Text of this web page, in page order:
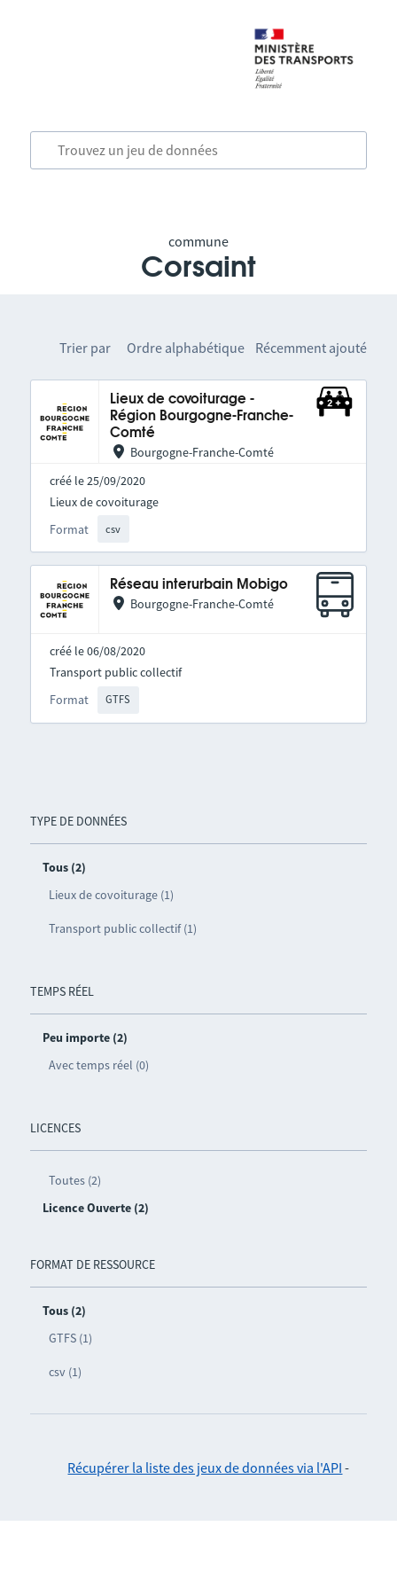
commune
Corsaint
TYPE DE DONNÉES
Tous (2)
Lieux de covoiturage (1)
Transport public collectif (1)
TEMPS RÉEL
Peu importe (2)
Avec temps réel (0)
LICENCES
Toutes (2)
Licence Ouverte (2)
FORMAT DE RESSOURCE
Tous (2)
GTFS (1)
csv (1)
Trier par Ordre alphabétique Récemment ajouté
Lieux de covoiturage -
Région Bourgogne-Franche-
Comté
Bourgogne-Franche-Comté
créé le 25/09/2020
Format csv
Lieux de covoiturage
Réseau interurbain Mobigo
Bourgogne-Franche-Comté
créé le 06/08/2020
Format GTFS
Transport public collectif
Récupérer la liste des jeux de données via l'API -